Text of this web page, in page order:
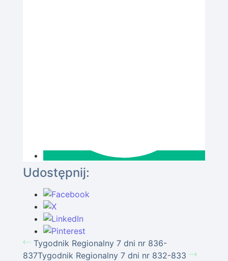
Udostępnij:
Tygodnik Regionalny 7 dni nr 836-
837Tygodnik Regionalny 7 dni nr 832-833